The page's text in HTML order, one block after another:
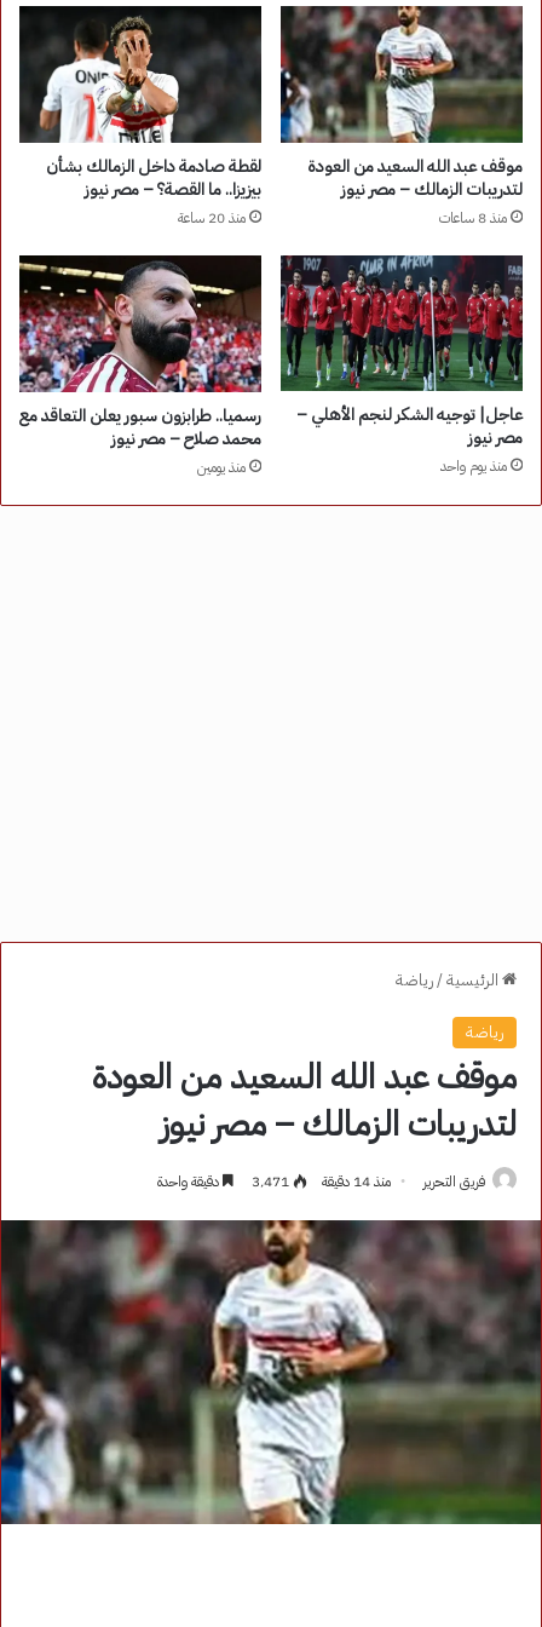
موقف عبد الله السعيد من العودة
لتدريبات الزمالك – مصر نيوز
منذ 8 ساعات
لقطة صادمة داخل الزمالك بشأن
بيزيزا.. ما القصة؟ – مصر نيوز
منذ 20 ساعة
عاجل| توجيه الشكر لنجم الأهلي –
مصر نيوز
منذ يوم واحد
رسميا.. طرابزون سبور يعلن التعاقد مع
محمد صلاح – مصر نيوز
منذ يومين